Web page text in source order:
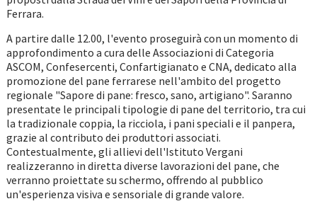
Ferrara.
A partire dalle 12.00, l'evento proseguirà con un momento di
approfondimento a cura delle Associazioni di Categoria
ASCOM, Confesercenti, Confartigianato e CNA, dedicato alla
promozione del pane ferrarese nell'ambito del progetto
regionale "Sapore di pane: fresco, sano, artigiano". Saranno
presentate le principali tipologie di pane del territorio, tra cui
la tradizionale coppia, la ricciola, i pani speciali e il panpera,
grazie al contributo dei produttori associati.
Contestualmente, gli allievi dell'Istituto Vergani
realizzeranno in diretta diverse lavorazioni del pane, che
verranno proiettate su schermo, offrendo al pubblico
un'esperienza visiva e sensoriale di grande valore.